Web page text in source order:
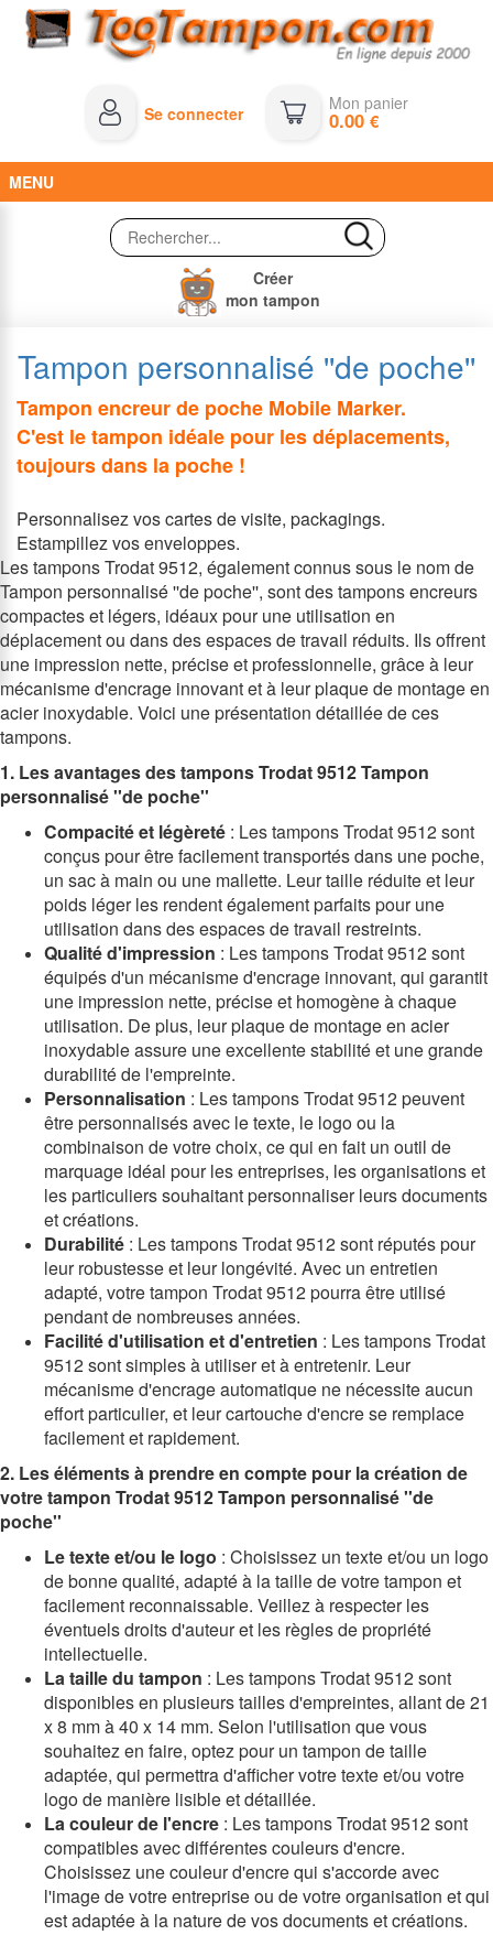
Se connecter Mon panier
0.00€
MENU
Créer
mon tampon
Tampon personnalisé ''de poche''
Tampon encreur de poche Mobile Marker.
C'est le tampon idéale pour les déplacements,
toujours dans la poche !
Personnalisez vos cartes de visite, packagings.
Estampillez vos enveloppes.
Les tampons Trodat 9512, également connus sous le nom de
Tampon personnalisé ''de poche'', sont des tampons encreurs
compactes et légers, idéaux pour une utilisation en
déplacement ou dans des espaces de travail réduits. Ils offrent
une impression nette, précise et professionnelle, grâce à leur
mécanisme d'encrage innovant et à leur plaque de montage en
acier inoxydable. Voici une présentation détaillée de ces
tampons.
1. Les avantages des tampons Trodat 9512 Tampon
personnalisé ''de poche''
Compacité et légèreté : Les tampons Trodat 9512 sont
conçus pour être facilement transportés dans une poche,
un sac à main ou une mallette. Leur taille réduite et leur
poids léger les rendent également parfaits pour une
utilisation dans des espaces de travail restreints.
Qualité d'impression : Les tampons Trodat 9512 sont
équipés d'un mécanisme d'encrage innovant, qui garantit
une impression nette, précise et homogène à chaque
utilisation. De plus, leur plaque de montage en acier
inoxydable assure une excellente stabilité et une grande
durabilité de l'empreinte.
Personnalisation : Les tampons Trodat 9512 peuvent
être personnalisés avec le texte, le logo ou la
combinaison de votre choix, ce qui en fait un outil de
marquage idéal pour les entreprises, les organisations et
les particuliers souhaitant personnaliser leurs documents
et créations.
Durabilité : Les tampons Trodat 9512 sont réputés pour
leur robustesse et leur longévité. Avec un entretien
adapté, votre tampon Trodat 9512 pourra être utilisé
pendant de nombreuses années.
Facilité d'utilisation et d'entretien : Les tampons Trodat
9512 sont simples à utiliser et à entretenir. Leur
mécanisme d'encrage automatique ne nécessite aucun
effort particulier, et leur cartouche d'encre se remplace
facilement et rapidement.
2. Les éléments à prendre en compte pour la création de
votre tampon Trodat 9512 Tampon personnalisé ''de
poche''
Le texte et/ou le logo : Choisissez un texte et/ou un logo
de bonne qualité, adapté à la taille de votre tampon et
facilement reconnaissable. Veillez à respecter les
éventuels droits d'auteur et les règles de propriété
intellectuelle.
La taille du tampon : Les tampons Trodat 9512 sont
disponibles en plusieurs tailles d'empreintes, allant de 21
x 8 mm à 40 x 14 mm. Selon l'utilisation que vous
souhaitez en faire, optez pour un tampon de taille
adaptée, qui permettra d'afficher votre texte et/ou votre
logo de manière lisible et détaillée.
La couleur de l'encre : Les tampons Trodat 9512 sont
compatibles avec différentes couleurs d'encre.
Choisissez une couleur d'encre qui s'accorde avec
l'image de votre entreprise ou de votre organisation et qui
est adaptée à la nature de vos documents et créations.